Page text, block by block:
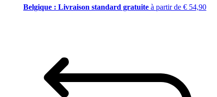
Belgique : Livraison standard gratuite à partir de € 54,90